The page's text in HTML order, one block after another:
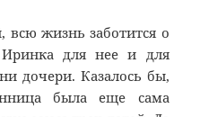
всю жизнь заботится о
для нее и для
дочери. Казалось бы,
была еще сама